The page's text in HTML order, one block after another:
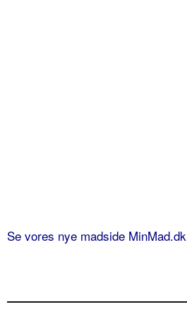
Se vores nye madside MinMad.dk